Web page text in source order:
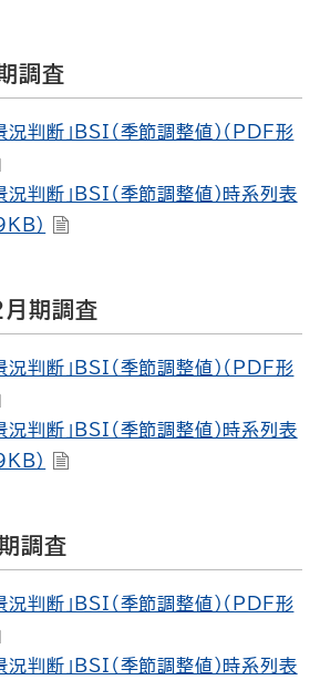
調査
況判断」BSI（季節調整値）（PDF形
況判断」BSI（季節調整値）時系列表
）
期調査
況判断」BSI（季節調整値）（PDF形
況判断」BSI（季節調整値）時系列表
）
調査
況判断」BSI（季節調整値）（PDF形
況判断」BSI（季節調整値）時系列表